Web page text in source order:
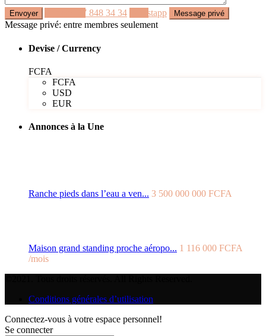
77 848 34 34
Whastapp
Message privé: entre membres seulement
Devise / Currency
FCFA
FCFA
USD
EUR
Annonces à la Une
Ranche pieds dans l’eau a ven... 3 500 000 000 FCFA
Maison grand standing proche aéropo... 1 116 000 FCFA
/mois
Conditions générales d’utilisation
Connectez-vous à votre espace personnel!
Se connecter